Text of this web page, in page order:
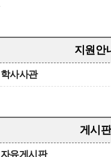
지원안
학사사관
게시판
자유게시판